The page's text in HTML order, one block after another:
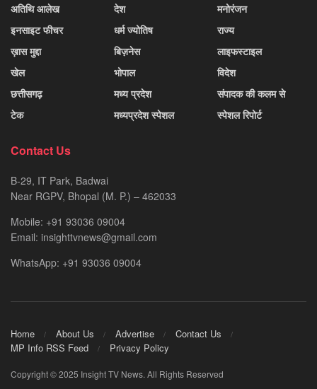
अतिथि आलेख
इनसाइट फीचर
ख़ास मुद्दा
खेल
छत्तीसगढ़
टेक
देश
धर्म ज्योतिष
बिज़नेस
भोपाल
मध्य प्रदेश
मध्यप्रदेश स्पेशल
मनोरंजन
राज्य
लाइफस्टाइल
विदेश
संपादक की कलम से
स्पेशल रिपोर्ट
Contact Us
B-29, IT Park, Badwai
Near RGPV, Bhopal (M. P.) – 462033
Mobile: +91 93036 09004
Email: insighttvnews@gmail.com
WhatsApp: +91 93036 09004
Home About Us Advertise
Contact Us
MP Info RSS Feed
Privacy Policy
Copyright © 2025 Insight TV News. All Rights Reserved